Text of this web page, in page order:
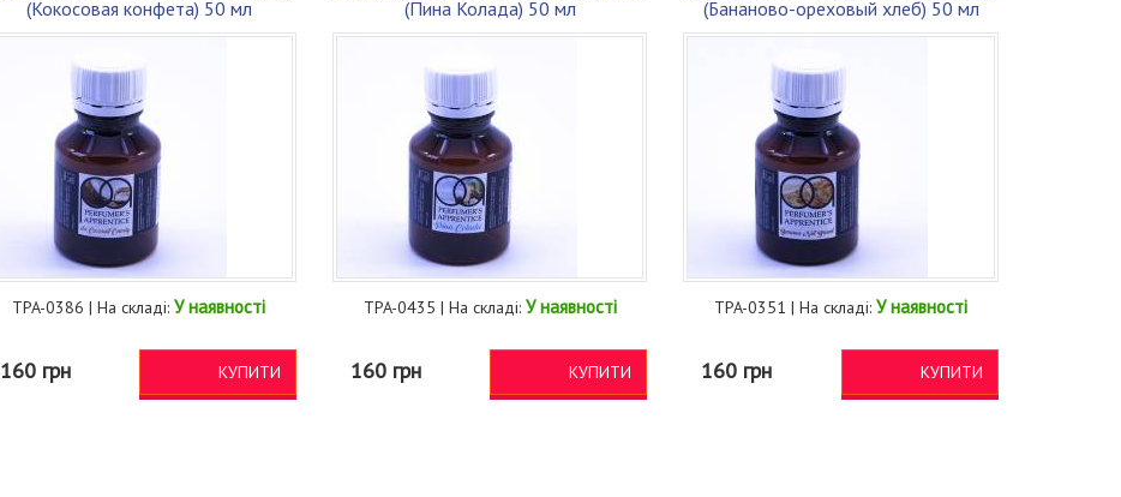
(Кокосовая конфета) 50 мл
TPA-0386 | На складі:У наявності
160 грн КУПИТИ
(Пина Колада) 50 мл
TPA-0435 | На складі: У наявності
160 грн КУПИТИ
(Бананово-ореховый хлеб) 50 мл
TPA-0351 | На складі:У наявності
160 грн КУПИТИ